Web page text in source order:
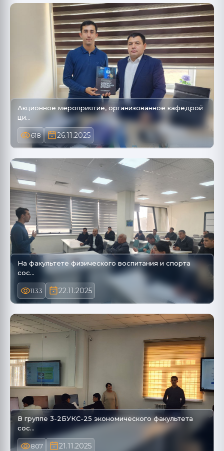
Акционное мероприятие, организованное кафедрой
ци…
618 26.11.2025
На факультете физического воспитания и спорта
сос…
1133 22.11.2025
В группе 3-2БУКС-25 экономического факультета
сос…
807 21.11.2025